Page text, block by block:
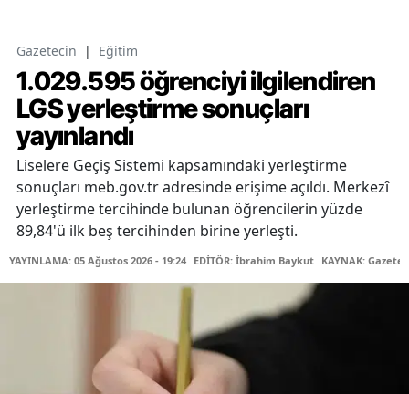
Gazetecin | Eğitim
1.029.595 öğrenciyi ilgilendiren
LGS yerleştirme sonuçları
yayınlandı
Liselere Geçiş Sistemi kapsamındaki yerleştirme
sonuçları meb.gov.tr adresinde erişime açıldı. Merkezî
yerleştirme tercihinde bulunan öğrencilerin yüzde
89,84'ü ilk beş tercihinden birine yerleşti.
YAYINLAMA: 05 Ağustos 2026 - 19:24 EDİTÖR: İbrahim Baykut KAYNAK: